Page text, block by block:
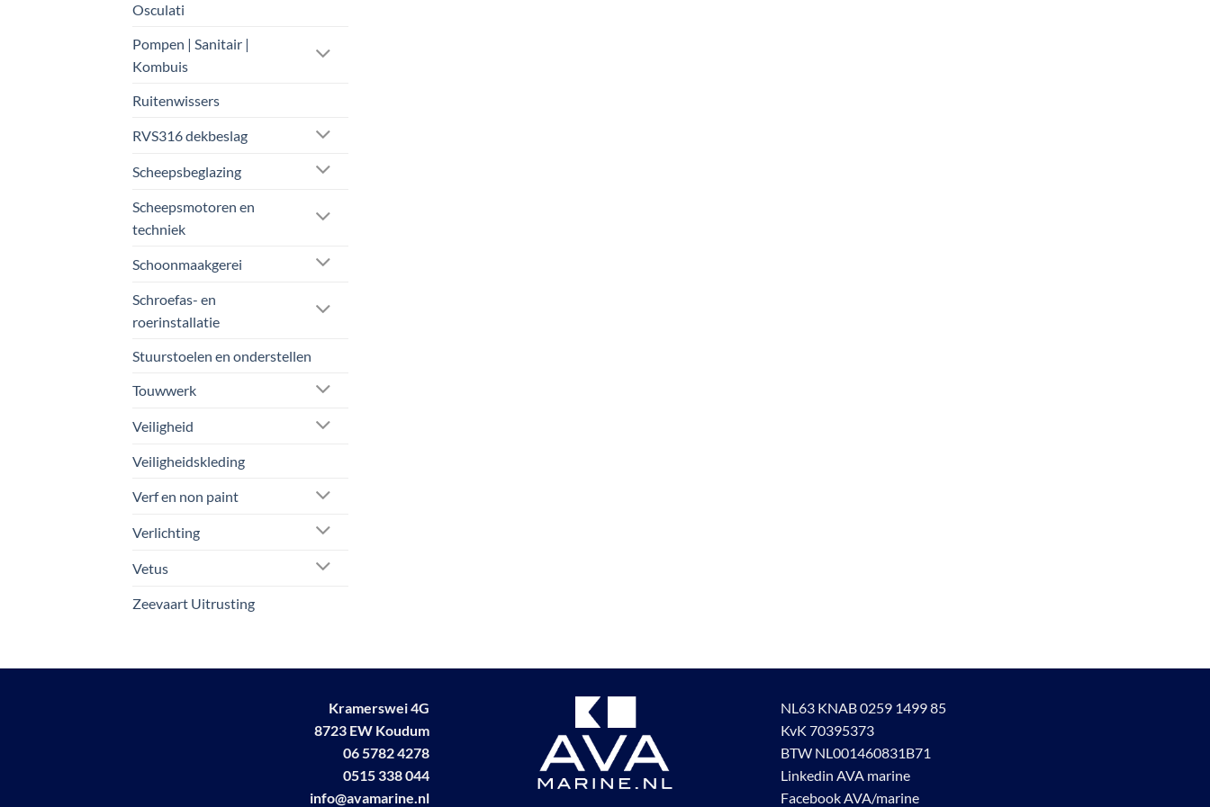
Osculati
Pompen | Sanitair |
Kombuis
Ruitenwissers
RVS316 dekbeslag
Scheepsbeglazing
Scheepsmotoren en
techniek
Schoonmaakgerei
Schroefas- en
roerinstallatie
Stuurstoelen en onderstellen
Touwwerk
Veiligheid
Veiligheidskleding
Verf en non paint
Verlichting
Vetus
Zeevaart Uitrusting
Kramerswei 4G
8723 EW Koudum
06 5782 4278
0515 338 044
info@avamarine.nl
NL63 KNAB 0259 1499 85
KvK 70395373
BTW NL001460831B71
Linkedin AVA marine
Facebook AVA/marine